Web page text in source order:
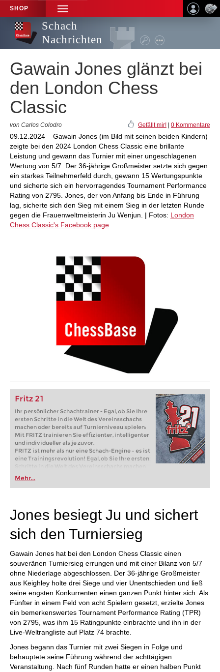
SHOP
TOGGLE
NAVIGATION
Schach
Nachrichten
Gawain Jones glänzt bei
den London Chess
Classic
von Carlos Colodro Gefällt mir! 0 Kommentare
09.12.2024 – Gawain Jones (im Bild mit seinen beiden Kindern)
zeigte bei den 2024 London Chess Classic eine brillante
Leistung und gewann das Turnier mit einer ungeschlagenen
Wertung von 5/7. Der 36-jährige Großmeister setzte sich gegen
ein starkes Teilnehmerfeld durch, gewann 15 Wertungspunkte
und sicherte sich ein hervorragendes Tournament Performance
Rating von 2795. Jones, der von Anfang bis Ende in Führung
lag, sicherte sich den Sieg mit einem Sieg in der letzten Runde
gegen die Frauenweltmeisterin Ju Wenjun. | Fotos: London
Chess Classic's Facebook page
Fritz 21
Ihr persönlicher Schachtrainer - Egal, ob Sie Ihre
ersten Schritte in die Welt des Vereinsschachs
machen oder bereits auf Turnierniveau spielen:
Mit FRITZ trainieren Sie effizienter, intelligenter
und individueller als je zuvor.
FRITZ ist mehr als nur eine Schach-Engine – es ist
eine Trainingsrevolution! Egal, ob Sie Ihre ersten
Schritte in die Welt des Vereinsschachs machen
oder bereits auf Turnierniveau spielen: Mit
FRITZ trainieren Sie effizienter, intelligenter und
individueller als je zuvor.
Mehr...
Jones besiegt Ju und sichert
sich den Turniersieg
Gawain Jones hat bei den London Chess Classic einen
souveränen Turniersieg errungen und mit einer Bilanz von 5/7
ohne Niederlage abgeschlossen. Der 36-jährige Großmeister
aus Keighley holte drei Siege und vier Unentschieden und ließ
seine engsten Konkurrenten einen ganzen Punkt hinter sich. Als
Fünfter in einem Feld von acht Spielern gesetzt, erzielte Jones
ein bemerkenswertes Tournament Performance Rating (TPR)
von 2795, was ihm 15 Ratingpunkte einbrachte und ihn in der
Live-Weltrangliste auf Platz 74 brachte.
Jones begann das Turnier mit zwei Siegen in Folge und
behauptete seine Führung während der achttägigen
Veranstaltung. Nach fünf Runden hatte er einen halben Punkt